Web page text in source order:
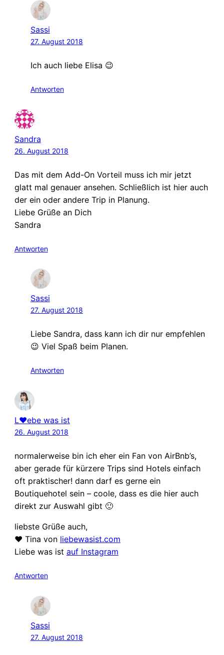
Sassi
27. August 2018
Ich auch liebe Elisa 😉
Antworten
Sandra
26. August 2018
Das mit dem Add-On Vorteil muss ich mir jetzt
glatt mal genauer ansehen. Schließlich ist hier auch
der ein oder andere Trip in Planung.
Liebe Grüße an Dich
Sandra
Antworten
Sassi
27. August 2018
Liebe Sandra, dass kann ich dir nur empfehlen
😉 Viel Spaß beim Planen.
Antworten
L♥ebe was ist
26. August 2018
normalerweise bin ich eher ein Fan von AirBnb’s,
aber gerade für kürzere Trips sind Hotels einfach
oft praktischer! dann darf es gerne ein
Boutiquehotel sein – coole, dass es die hier auch
direkt zur Auswahl gibt 🙂
liebste Grüße auch,
❤ Tina von liebewasist.com
Liebe was ist auf Instagram
Antworten
Sassi
27. August 2018